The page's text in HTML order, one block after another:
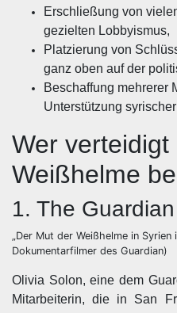
Erschließung von
gezielten Lobbyismus,
Platzierung von
ganz oben auf der
Beschaffung mehrerer
Unterstützung
Wer verteidigt
Weißhelme
1. The Guardian
„Der Mut der Weißhelme in
Dokumentarfilmer des Guardian)
Olivia Solon, eine dem
Mitarbeiterin, die in San